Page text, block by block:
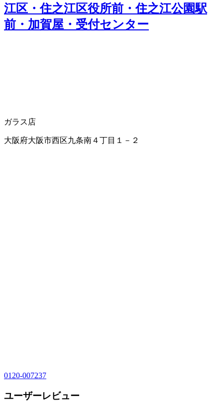
江区・住之江区役所前・住之江公園駅
前・加賀屋・受付センター
ガラス店
大阪府大阪市西区九条南４丁目１－２
0120-007237
ユーザーレビュー